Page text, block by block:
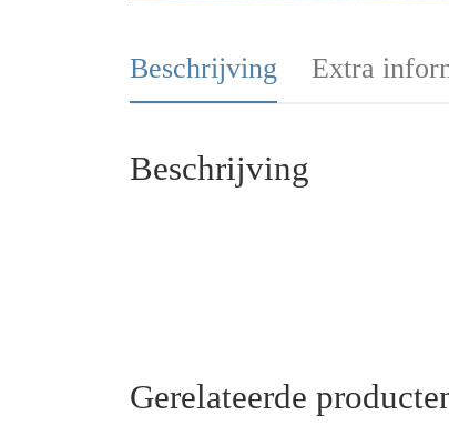
Beschrijving Extra
Beschrijving
Gerelateerde